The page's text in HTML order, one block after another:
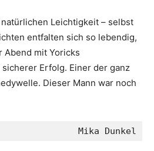
Leichtigkeit – selbst
entfalten sich so lebendig,
Abend mit Yoricks
Erfolg. Einer der ganz
Dieser Mann war noch
Mika Dunkel